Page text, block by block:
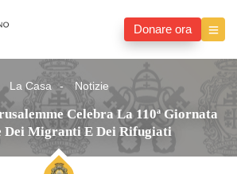
Donare ora
La Casa Notizie
Celebra La 110ª Giornata
Dei Migranti E Dei Rifugiati